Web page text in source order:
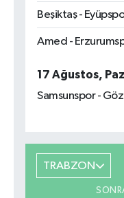
Beşiktaş -
Amed -
17 Ağustos,
Samsunspor -
TRABZON